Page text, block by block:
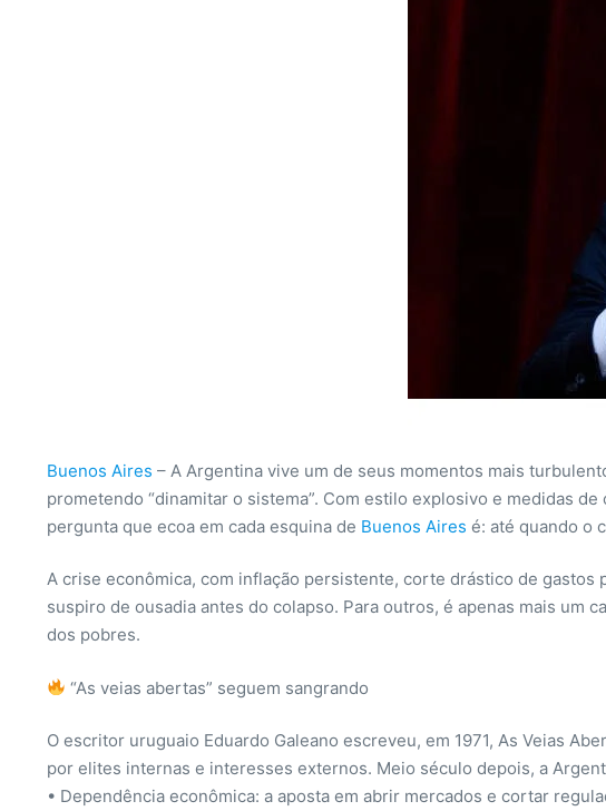
Buenos Aires – A Argentina vive um de seus momentos mais
prometendo “dinamitar o sistema”. Com estilo explosivo e medidas
pergunta que ecoa em cada esquina de Buenos Aires é: até quando o
A crise econômica, com inflação persistente, corte drástico de
suspiro de ousadia antes do colapso. Para outros, é apenas mais
dos pobres.
“As veias abertas” seguem sangrando
O escritor uruguaio Eduardo Galeano escreveu, em 1971, As Veias
por elites internas e interesses externos. Meio século depois, a
• Dependência econômica: a aposta em abrir mercados e cortar